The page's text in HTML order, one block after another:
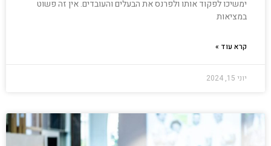
ימשיכו לפקוד אותו ולפרנס את הבעלים והעובדים. אין זה פשוט
במציאות
קרא עוד »
יוני 15, 2024